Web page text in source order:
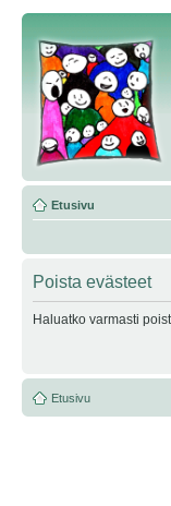
Etusivu
Poista evästeet
Haluatko varmasti
Etusivu